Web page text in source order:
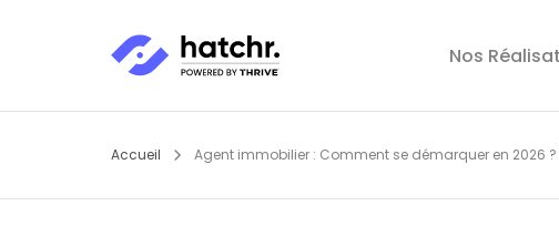
Nos
Accueil Agent immobilier : Comment se démarquer en 2026 ?